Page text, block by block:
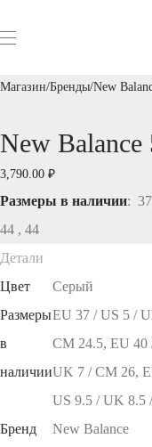
Магазин/Бренды/New
New Balance
3,790.00 ₽
Размеры в наличии:
44 , 44
Детали
Цвет
Серый
Размеры
в
наличии
EU 37 / US 5 /
СМ 24.5, EU 40
UK 7 / СМ 26,
US 9.5 / UK
Бренд
New Balance